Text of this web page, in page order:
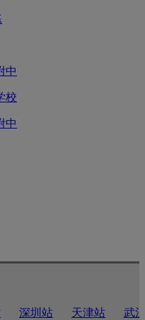
中
校
中
深圳站 天津站
武